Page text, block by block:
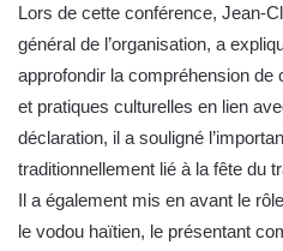
Lors de cette conférence, Jean-
général de l’organisation, a
approfondir la compréhension
et pratiques culturelles en lien
déclaration, il a souligné
traditionnellement lié à la fête du
Il a également mis en avant le
le vodou haïtien, le présentant